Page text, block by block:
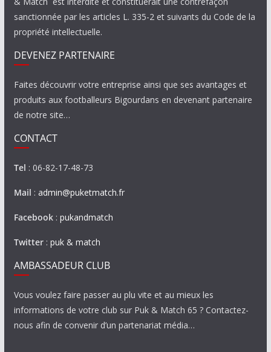
sanctionnée par les articles L. 335-2 et suivants du Code de la
propriété intellectuelle.
DEVENEZ PARTENAIRE
Faites découvrir votre entreprise ainsi que ses avantages et
produits aux footballeurs Bigourdans en devenant partenaire
de notre site…
CONTACT
Tel : 06-82-17-48-73
Mail : admin@puketmatch.fr
Facebook: pukandmatch
Twitter: puk & match
AMBASSADEUR CLUB
Vous voulez faire passer au plu vite et au mieux les
informations de votre club sur Puk & Match 65 ? Contactez-
nous afin de convenir d’un partenariat média…